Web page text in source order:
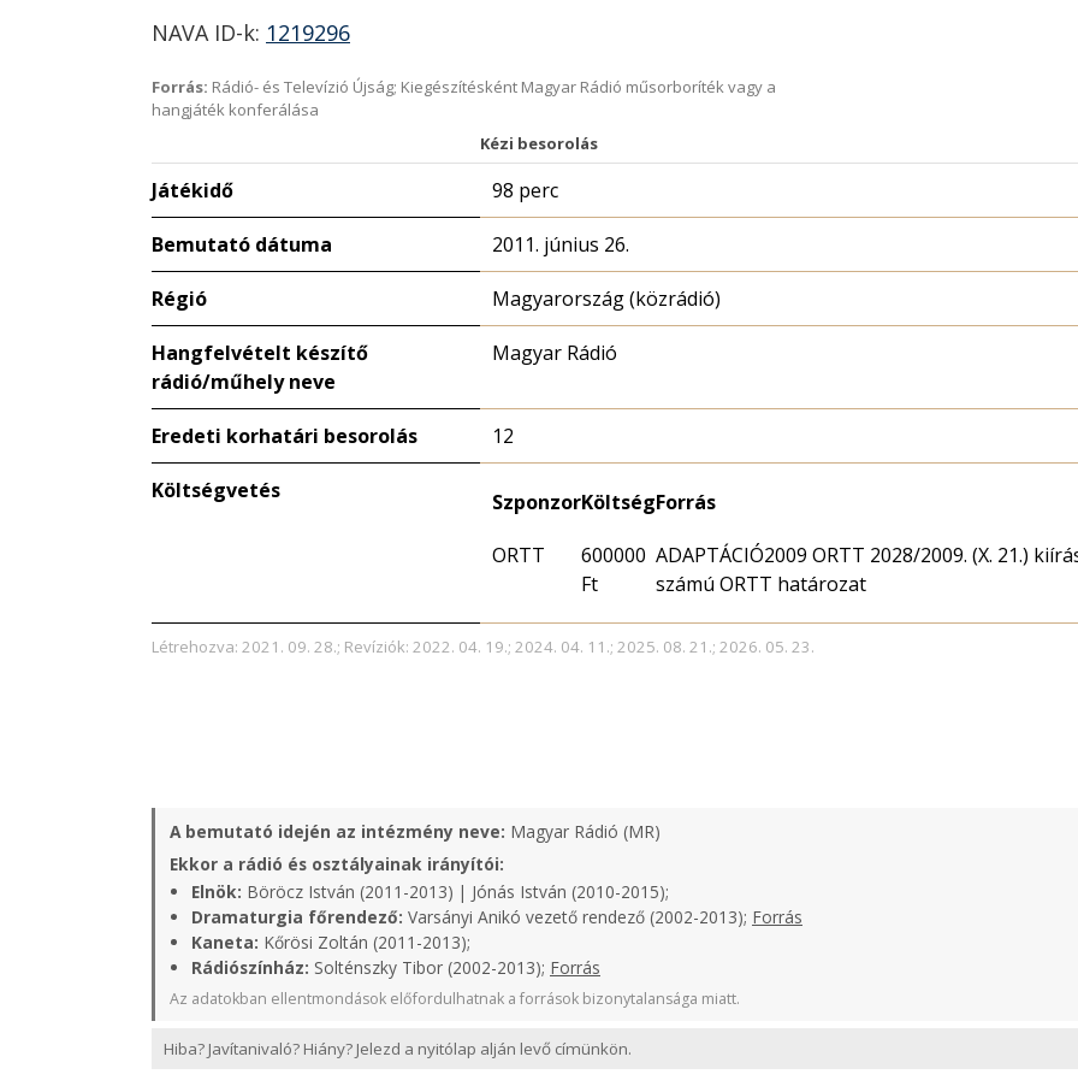
NAVA ID-k: 1219296
Forrás: Rádió- és Televízió Újság; Kiegészítésként Magyar Rádió műsorboríték vagy a
hangjáték konferálása
Kézi besorolás
Játékidő 98 perc
Bemutató dátuma 2011. június 26.
Régió Magyarország (közrádió)
Hangfelvételt készítő
rádió/műhely neve
Magyar Rádió
Eredeti korhatári besorolás 12
Költségvetés SzponzorKöltségForrás
ORTT
600000
Ft
ADAPTÁCIÓ2009 ORTT 2028/2009. (X. 21.)
számú ORTT határozat
Létrehozva: 2021. 09. 28.; Revíziók: 2022. 04. 19.; 2024. 04. 11.; 2025. 08. 21.; 2026. 05. 23.
A bemutató idején az intézmény neve: Magyar Rádió (MR)
Ekkor a rádió és osztályainak irányítói:
Elnök: Böröcz István (2011-2013) | Jónás István (2010-2015);
Dramaturgia főrendező: Varsányi Anikó vezető rendező (2002-2013); Forrás
Kaneta: Kőrösi Zoltán (2011-2013);
Rádiószínház: Solténszky Tibor (2002-2013); Forrás
Az adatokban ellentmondások előfordulhatnak a források bizonytalansága miatt.
Hiba? Javítanivaló? Hiány? Jelezd a nyitólap alján levő címünkön.